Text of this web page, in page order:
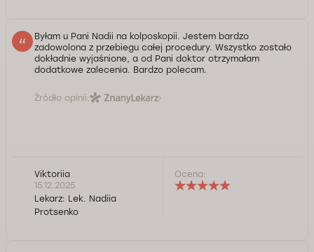
Byłam u Pani Nadii na kolposkopii. Jestem bardzo
zadowolona z przebiegu całej procedury. Wszystko zostało
dokładnie wyjaśnione, a od Pani doktor otrzymałam
dodatkowe zalecenia. Bardzo polecam.
Źródło opinii:
Viktoriia
15.12.2025
Lekarz: Lek. Nadiia
Protsenko
Ocena: